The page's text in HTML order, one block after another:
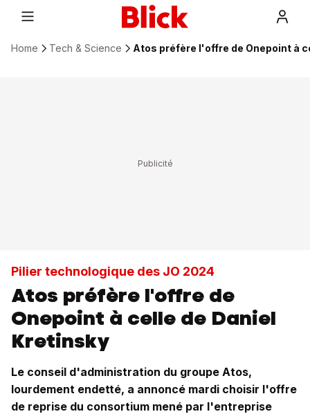
Home Tech & Science Atos préfère l'offre de Onepoint à
Pilier technologique des JO 2024
Atos préfère l'offre de
Onepoint à celle de Daniel
Kretinsky
Le conseil d'administration du groupe Atos,
lourdement endetté, a annoncé mardi choisir l'offre
de reprise du consortium mené par l'entreprise